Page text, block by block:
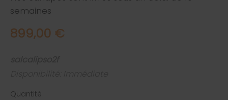
semaines
899,00 €
Quantité